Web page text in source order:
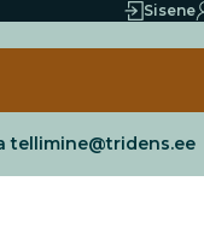
Sisene
tellimine@tridens.ee